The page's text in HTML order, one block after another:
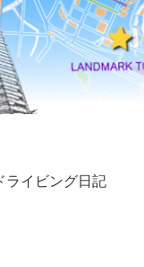
ライビング日記